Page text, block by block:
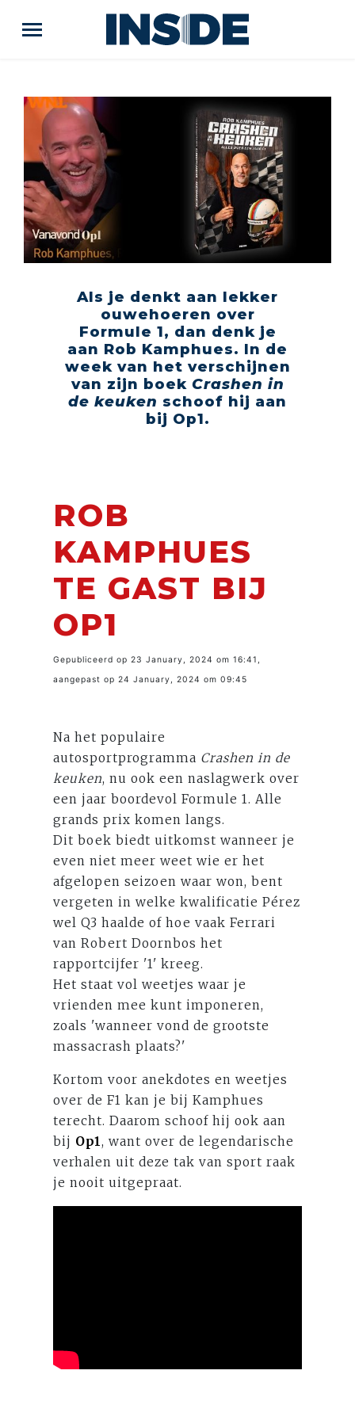
Als je denkt aan lekker
ouwehoeren over
Formule 1, dan denk je
aan Rob Kamphues. In de
week van het verschijnen
van zijn boek Crashen in
de keuken schoof hij aan
bij Op1.
ROB
KAMPHUES
TE GAST BIJ
OP1
Gepubliceerd op 23 January, 2024 om 16:41,
aangepast op 24 January, 2024 om 09:45
Na het populaire
autosportprogramma Crashen in de
keuken, nu ook een naslagwerk over
een jaar boordevol Formule 1. Alle
grands prix komen langs.
Dit boek biedt uitkomst wanneer je
even niet meer weet wie er het
afgelopen seizoen waar won, bent
vergeten in welke kwalificatie Pérez
wel Q3 haalde of hoe vaak Ferrari
van Robert Doornbos het
rapportcijfer '1' kreeg.
Het staat vol weetjes waar je
vrienden mee kunt imponeren,
zoals 'wanneer vond de grootste
massacrash plaats?'
Kortom voor anekdotes en weetjes
over de F1 kan je bij Kamphues
terecht. Daarom schoof hij ook aan
bij Op1, want over de legendarische
verhalen uit deze tak van sport raak
je nooit uitgepraat.